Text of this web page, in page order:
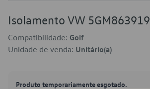
Isolamento VW 5GM863919
Compatibilidade: Golf
Unidade de venda: Unitário(a)
Produto temporariamente esgotado.